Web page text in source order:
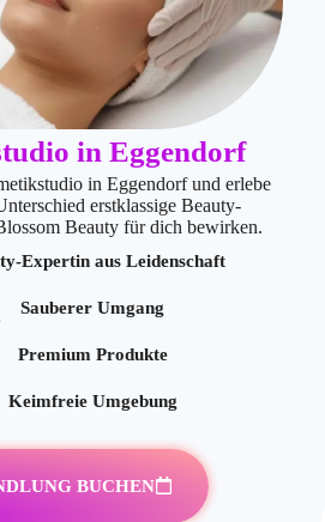
in Eggendorf
in Eggendorf und erlebe
erstklassige Beauty-
Beauty für dich bewirken.
Expertin aus Leidenschaft
Sauberer Umgang
Premium Produkte
Keimfreie Umgebung
BUCHEN